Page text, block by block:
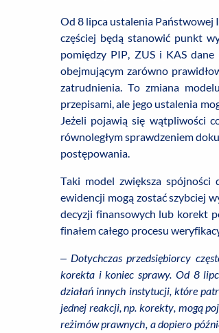
Od 8 lipca ustalenia Państwowej
częściej będą stanowić punkt
pomiędzy PIP, ZUS i KAS
obejmującym zarówno
zatrudnienia. To zmiana
przepisami, ale jego ustalenia
Jeżeli pojawią się wątpliwości
równoległym sprawdzeniem
postępowania.
Taki model zwiększa spójności
ewidencji mogą zostać szybciej
decyzji finansowych lub korekt
finałem całego procesu
– Dotychczas przedsiębiorcy
korekta i koniec sprawy. Od 8
działań innych instytucji, które
jednej reakcji, np. korekty, mogą
reżimów prawnych, a dopiero